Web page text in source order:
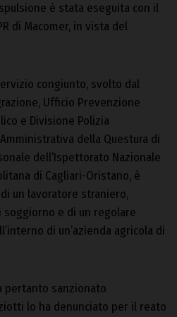
è stata eseguita con il
di Macomer, in vista del
congiunto, svolto dal
Ufficio Prevenzione
e Divisione Polizia
della Questura di
dell’Ispettorato Nazionale
di Cagliari-Oristano, è
un lavoratore straniero,
e di un regolare
di un’azienda agricola di
pertanto sanzionato
lo ha denunciato per il reato